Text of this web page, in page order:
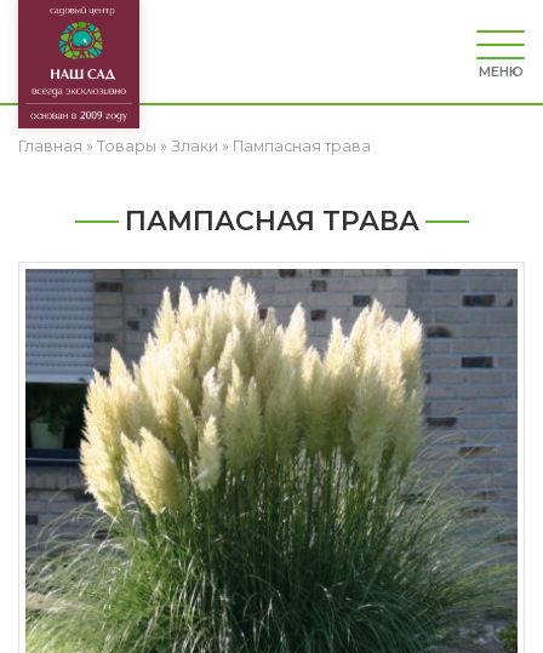
МЕНЮ
Главная » Товары » Злаки » Пампасная трава
ПАМПАСНАЯ ТРАВА